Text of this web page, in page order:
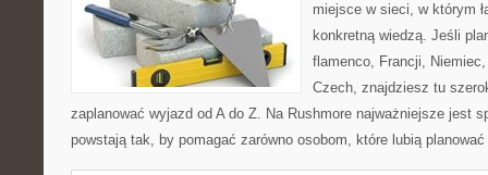
miejsce w sieci, w którym
konkretną wiedzą. Jeśli
flamenco, Francji,
Czech, znajdziesz tu
zaplanować wyjazd od A do Z. Na Rushmore najważniejsze jest
powstają tak, by pomagać zarówno osobom, które lubią